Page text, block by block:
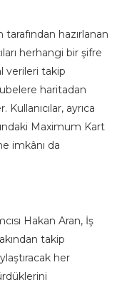
hazırlanan
herhangi bir şifre
verileri takip
haritadan
ayrıca
Maximum Kart
imkânı da
Hakan Aran, İş
takip
her